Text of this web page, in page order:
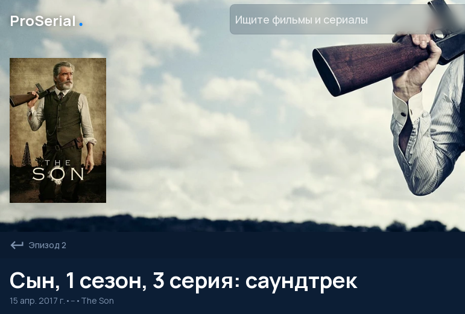
ProSerial․
Эпизод 2
Сын, 1 сезон, 3 серия: саундтрек
15 апр. 2017 г. • -- • The Son